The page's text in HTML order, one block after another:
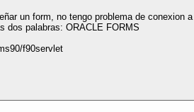
un form, no tengo problema de conexion
dos palabras: ORACLE FORMS
f90servlet